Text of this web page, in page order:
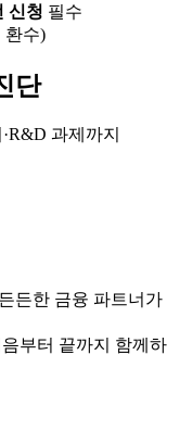
신청 필수
환수)
단
과제까지
든한 금융 파트너가
부터 끝까지 함께하